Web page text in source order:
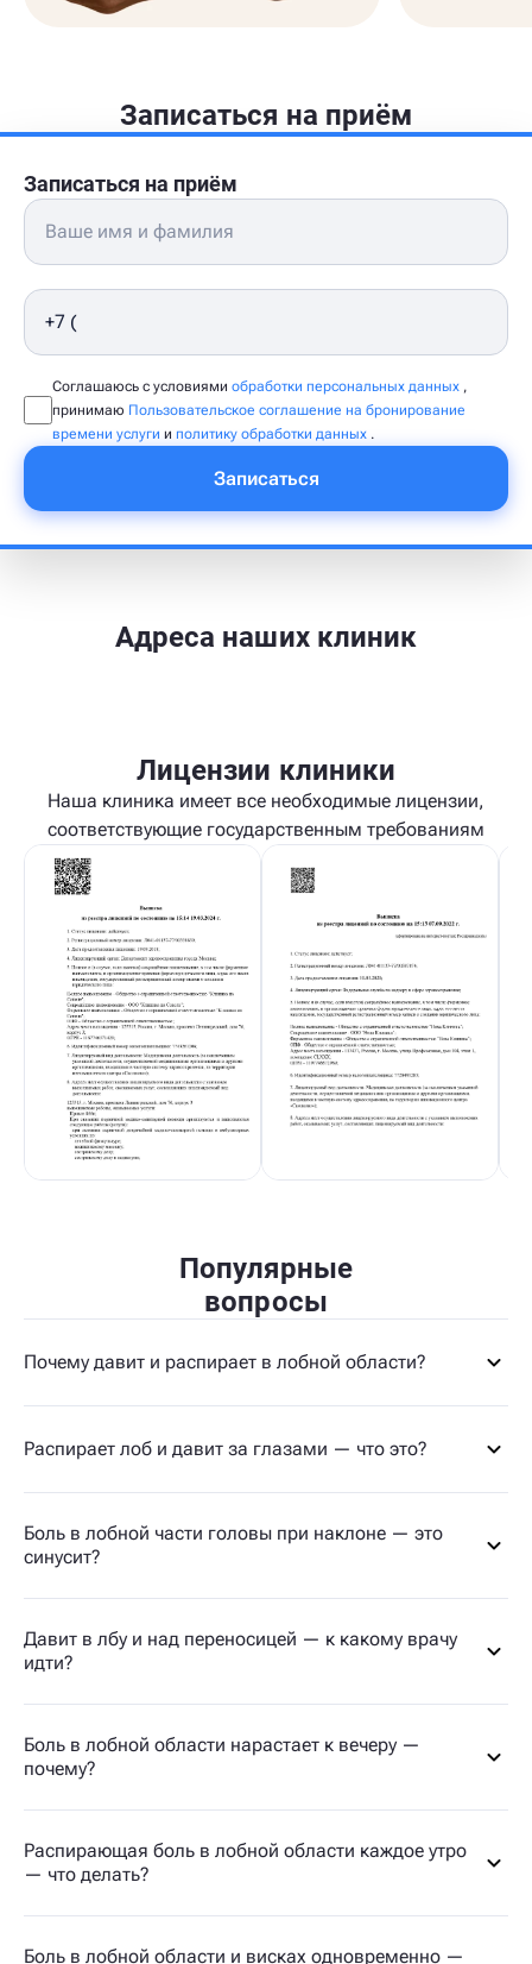
Записаться на приём
Записаться на приём
Соглашаюсь с условиями обработки персональных данных ,
принимаю Пользовательское соглашение на бронирование
времени услуги и политику обработки данных .
Записаться
Адреса наших клиник
Лицензии клиники
Наша клиника имеет все необходимые лицензии,
соответствующие государственным требованиям
Популярные
вопросы
Почему давит и распирает в лобной области?
Распирает лоб и давит за глазами — что это?
Боль в лобной части головы при наклоне — это
синусит?
Давит в лбу и над переносицей — к какому врачу
идти?
Боль в лобной области нарастает к вечеру —
почему?
Распирающая боль в лобной области каждое утро
— что делать?
Боль в лобной области и висках одновременно —